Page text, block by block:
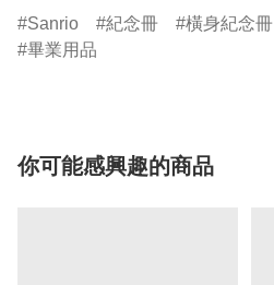
Sanrio 紀念冊 橫身紀念冊
畢業用品
你可能感興趣的商品